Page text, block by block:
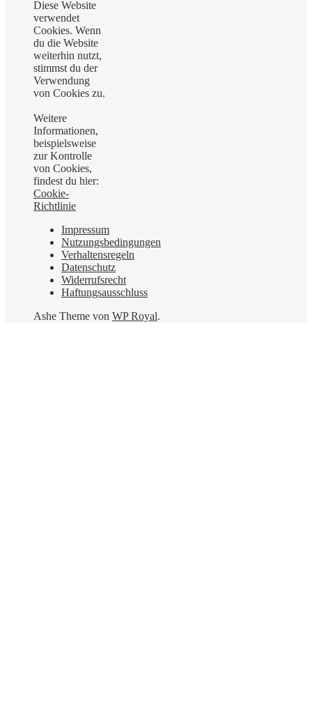
Diese Website
verwendet
Cookies. Wenn
du die Website
weiterhin nutzt,
stimmst du der
Verwendung
von Cookies zu.
Weitere
Informationen,
beispielsweise
zur Kontrolle
von Cookies,
findest du hier:
Cookie-
Richtlinie
Impressum
Nutzungsbedingungen
Verhaltensregeln
Datenschutz
Widerrufsrecht
Haftungsausschluss
Ashe Theme von WP Royal.